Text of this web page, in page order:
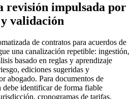
revisión impulsada por
validación
de contratos para acuerdos de
una canalización repetible: ingestión,
basado en reglas y aprendizaje
ediciones sugeridas y
abogado. Para documentos de
identificar de forma fiable
cronogramas de tarifas,